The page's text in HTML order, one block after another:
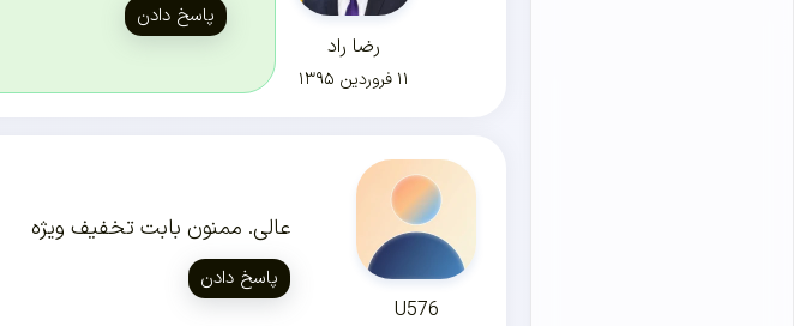
رضا راد
۱۱ فروردین ۱۳۹۵
پاسخ دادن
U576
عالی. ممنون بابت تخفیف ویژه
پاسخ دادن